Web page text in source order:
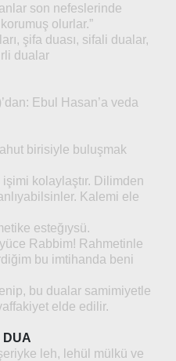
son nefeslerinde
olurlar.”
şifa duası, sifali dualar,
dualar
Ebul Hasan’a veda
birisiyle buluşmak
kolaylaştır. Dilimden
Kalemi ele
esteğıysü.
Rabbim! Rahmetinle
bu imtihanda beni
bu dualar samimiyetle
elde edilir.
DUA
leh, lehül mülkü ve